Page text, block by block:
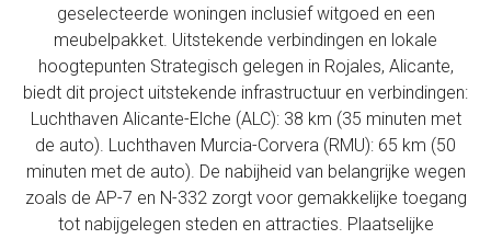
geselecteerde woningen inclusief witgoed en een
meubelpakket. Uitstekende verbindingen en lokale
hoogtepunten Strategisch gelegen in Rojales, Alicante,
biedt dit project uitstekende infrastructuur en verbindingen:
Luchthaven Alicante-Elche (ALC): 38 km (35 minuten met
de auto). Luchthaven Murcia-Corvera (RMU): 65 km (50
minuten met de auto). De nabijheid van belangrijke wegen
zoals de AP-7 en N-332 zorgt voor gemakkelijke toegang
tot nabijgelegen steden en attracties. Plaatselijke